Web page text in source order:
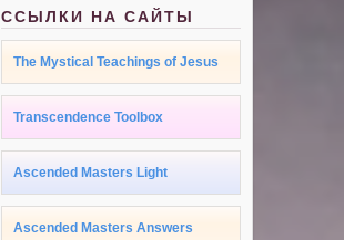
ССЫЛКИ НА САЙТЫ
The Mystical Teachings of Jesus
Transcendence Toolbox
Ascended Masters Light
Ascended Masters Answers